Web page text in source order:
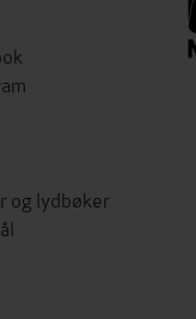
og lydbøker